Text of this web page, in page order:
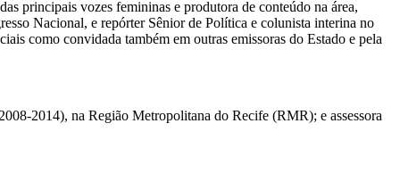
principais vozes femininas e produtora de conteúdo na área,
Nacional, e repórter Sênior de Política e colunista interina no
como convidada também em outras emissoras do Estado e pela
2014), na Região Metropolitana do Recife (RMR); e assessora